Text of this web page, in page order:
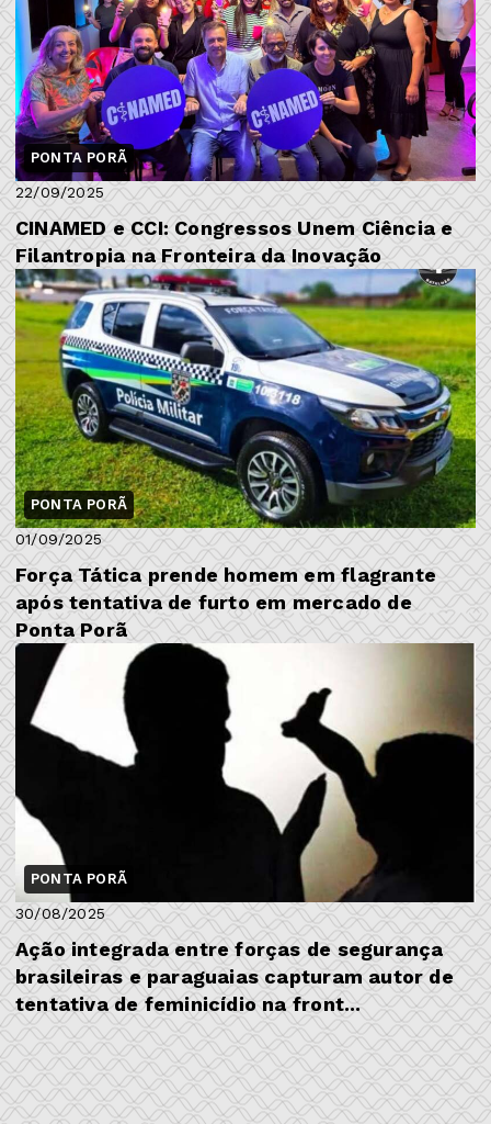
PONTA PORÃ
22/09/2025
CINAMED e CCI: Congressos Unem Ciência e
Filantropia na Fronteira da Inovação
PONTA PORÃ
01/09/2025
Força Tática prende homem em flagrante
após tentativa de furto em mercado de
Ponta Porã
PONTA PORÃ
30/08/2025
Ação integrada entre forças de segurança
brasileiras e paraguaias capturam autor de
tentativa de feminicídio na front...